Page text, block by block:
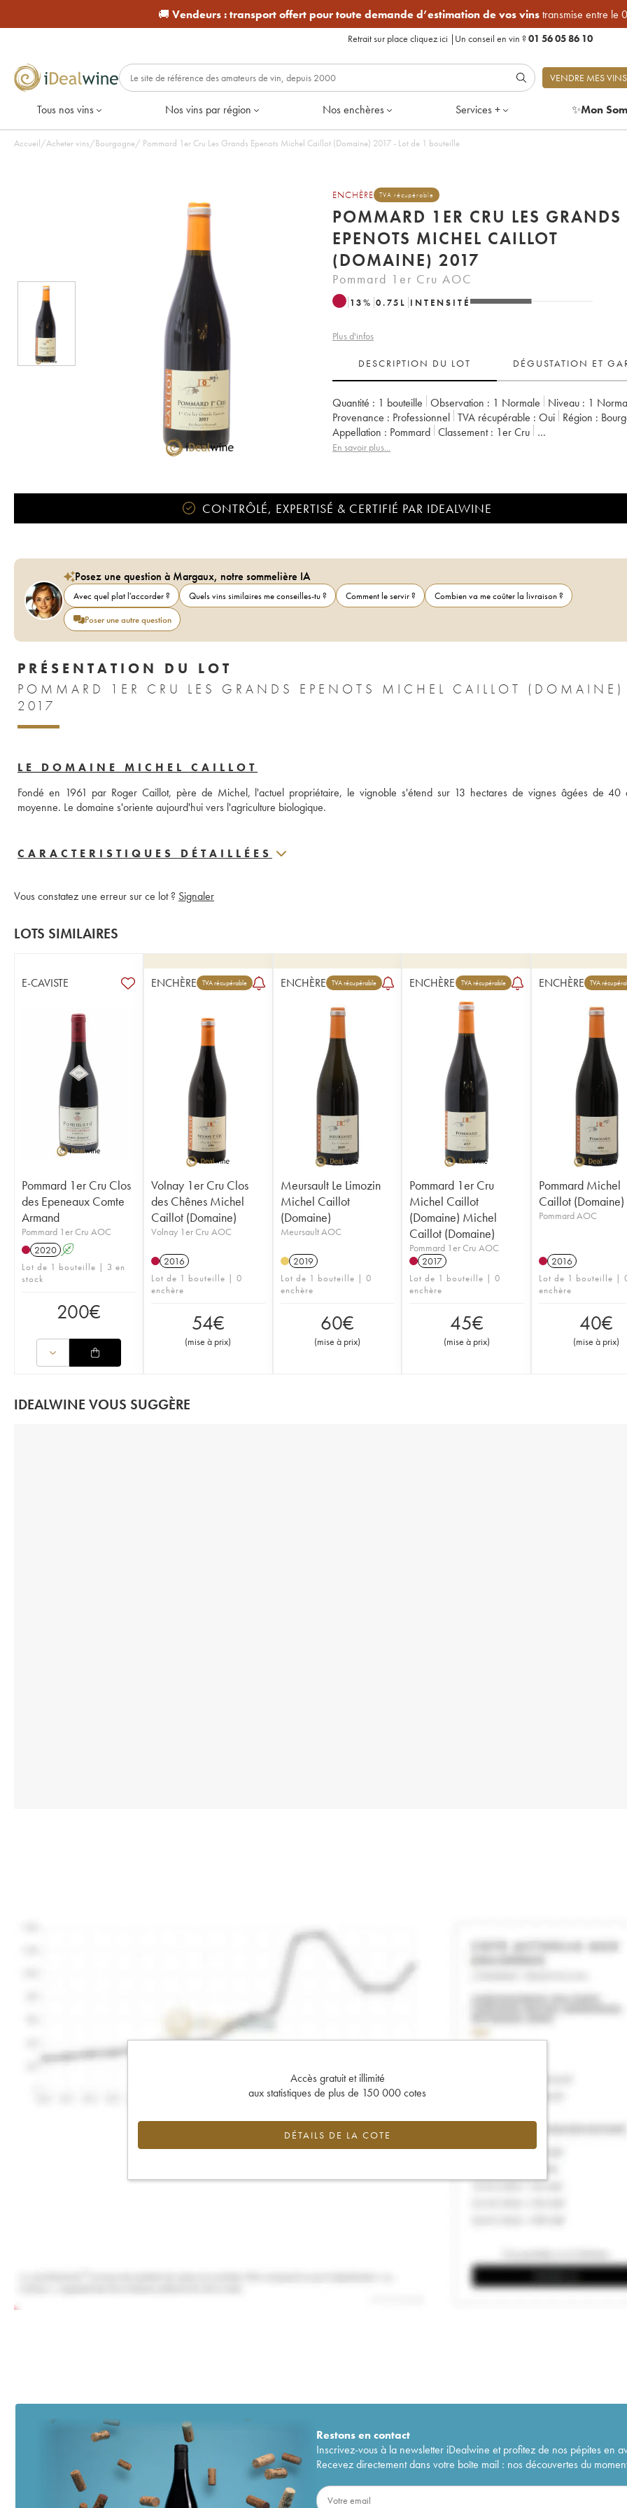
🚚 Vendeurs :transport offert pour toute demande d’estimation de vos vinstransmise entre le
Retrait sur place cliquez ici | Un conseil en vin ?01 56 05 86 10
VENDRE MES VINS
Tous nos vins Nos vins par région Nos enchères Services + ✨Mon
Accueil/Acheter vins/Bourgogne/ Pommard 1er Cru Les Grands Epenots Michel Caillot (Domaine) 2017 - Lot de 1 bouteille
ENCHÈRE TVA récupérable
POMMARD 1ER CRU LES GRANDS
EPENOTS MICHEL CAILLOT
(DOMAINE) 2017
Pommard 1er Cru AOC
13% 0.75 L INTENSITÉ
Plus d'infos
DESCRIPTION DU LOT DÉGUSTATION ET
Quantité : 1 bouteille Observation : 1 Normale Niveau : 1
Provenance :
professionnel TVA récupérable : oui Région :
Appellation : Pommard Classement :
1er Cru
Propriétaire :
En savoir plus...
CONTRÔLÉ, EXPERTISÉ & CERTIFIÉ PAR IDEALWINE
Posez une question à Margaux, notre sommelière IA
Avec quel plat l'accorder ? Quels vins similaires me conseilles-tu ? Comment le servir ?
Combien va me coûter la livraison ?
Poser une autre question
PRÉSENTATION DU LOT
POMMARD 1ER CRU LES GRANDS EPENOTS MICHEL CAILLOT (DOMAINE)
2017
LE DOMAINE MICHEL CAILLOT
Fondé en 1961 par Roger Caillot, père de Michel, l'actuel propriétaire, le vignoble s'étend sur 13 hectares de vignes âgées de 40
moyenne. Le domaine s'oriente aujourd'hui vers l'agriculture biologique.
CARACTERISTIQUES DÉTAILLÉES
Vous constatez une erreur sur ce lot ? Signaler
LOTS SIMILAIRES
E-CAVISTE
Pommard 1er Cru Clos
des Epeneaux Comte
Armand
Pommard 1er Cru AOC
2020 A
Lot de 1 bouteille | 3 en
stock
200€
ENCHÈRE TVA récupérable
Volnay 1er Cru Clos
des Chênes Michel
Caillot (Domaine)
Volnay 1er Cru AOC
2016
Lot de 1 bouteille | 0
enchère
54€
(mise à prix)
ENCHÈRE TVA récupérable
Meursault Le Limozin
Michel Caillot
(Domaine)
Meursault AOC
2019
Lot de 1 bouteille | 0
enchère
60€
(mise à prix)
ENCHÈRE TVA récupérable
Pommard 1er Cru
Michel Caillot
(Domaine) Michel
Caillot (Domaine)
Pommard 1er Cru AOC
2017
Lot de 1 bouteille | 0
enchère
45€
(mise à prix)
ENCHÈRE TVA
Pommard Michel
Caillot (Domaine)
Pommard AOC
2016
Lot de 1 bouteille |
enchère
40€
(mise à prix)
IDEALWINE VOUS SUGGÈRE
Accès gratuit et illimité
aux statistiques de plus de 150 000 cotes
DÉTAILS DE LA COTE
Restons encontact
Inscrivez-vous à la newsletter iDealwine et profitez de nos pépites en
Recevez directement dans votre boîte mail : nos découvertes du